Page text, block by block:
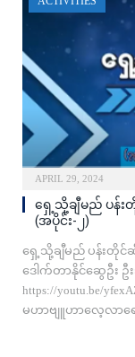
APRIL 29, 2024
ရှေ့သို့ချီမည် ပန်း
(အပိုင်း-၂)
ရှေ့သို့ချီမည် ပန်းတိုင်
ဒေါက်တာနိုင်ဆွေဦး ဦး
https://youtu.be/
မဟာဗျူဟာလေ့လာရ